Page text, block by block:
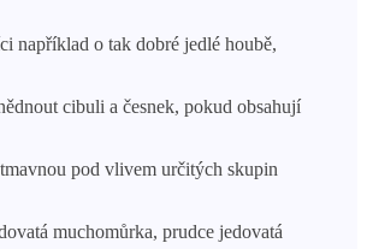
například o tak dobré jedlé houbě,
cibuli a česnek, pokud obsahují
pod vlivem určitých skupin
muchomůrka, prudce jedovatá